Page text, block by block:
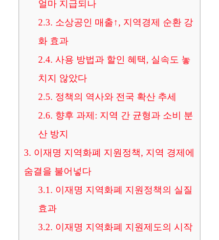
얼마 지급되나
2.3. 소상공인 매출↑, 지역경제 순환 강
화 효과
2.4. 사용 방법과 할인 혜택, 실속도 놓
치지 않았다
2.5. 정책의 역사와 전국 확산 추세
2.6. 향후 과제: 지역 간 균형과 소비 분
산 방지
3. 이재명 지역화폐 지원정책, 지역 경제에
숨결을 불어넣다
3.1. 이재명 지역화폐 지원정책의 실질
효과
3.2. 이재명 지역화폐 지원제도의 시작